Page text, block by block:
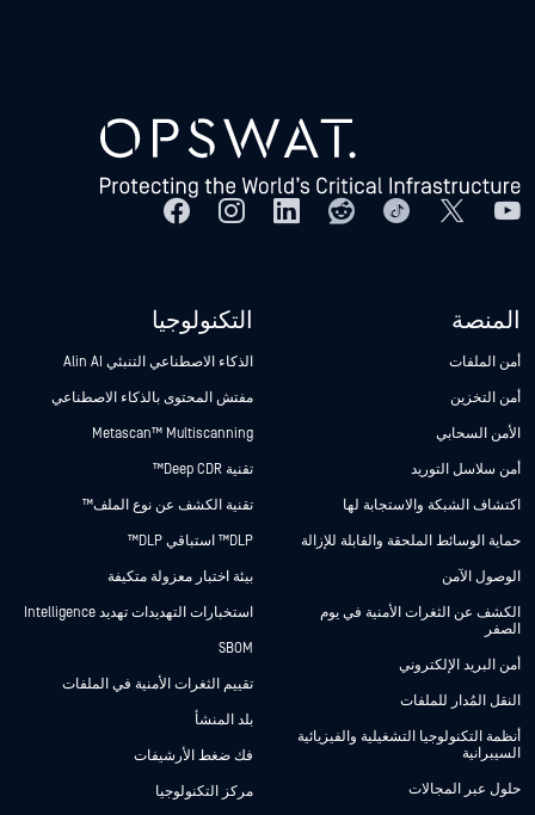
المنصة
أمن الملفات
أمن التخزين
الأمن السحابي
أمن سلاسل التوريد
اكتشاف الشبكة والاستجابة لها
حماية الوسائط الملحقة والقابلة للإزالة
الوصول الآمن
الكشف عن الثغرات الأمنية في يوم
الصفر
أمن البريد الإلكتروني
النقل المُدار للملفات
أنظمة التكنولوجيا التشغيلية والفيزيائية
السيبرانية
حلول عبر المجالات
التكنولوجيا
الذكاء الاصطناعي التنبئي Alin AI
مفتش المحتوى بالذكاء الاصطناعي
Metascan™ Multiscanning
تقنية Deep CDR™
تقنية الكشف عن نوع الملف™
DLP™ استباقي DLP™
بيئة اختبار معزولة متكيفة
استخبارات التهديدات تهديد Intelligence
SBOM
تقييم الثغرات الأمنية في الملفات
بلد المنشأ
فك ضغط الأرشيفات
مركز التكنولوجيا